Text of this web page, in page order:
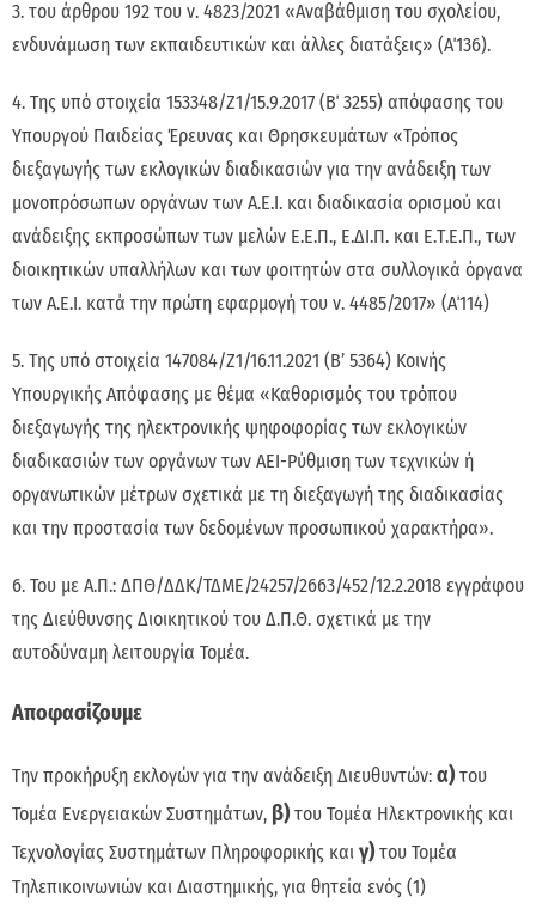
3. του άρθρου 192 του ν. 4823/2021 «Αναβάθμιση του σχολείου,
ενδυνάμωση των εκπαιδευτικών και άλλες διατάξεις» (Α΄136).
4. Της υπό στοιχεία 153348/Ζ1/15.9.2017 (Β΄ 3255) απόφασης του
Υπουργού Παιδείας Έρευνας και Θρησκευμάτων «Τρόπος
διεξαγωγής των εκλογικών διαδικασιών για την ανάδειξη των
μονοπρόσωπων οργάνων των Α.Ε.Ι. και διαδικασία ορισμού και
ανάδειξης εκπροσώπων των μελών Ε.Ε.Π., Ε.ΔΙ.Π. και Ε.Τ.Ε.Π., των
διοικητικών υπαλλήλων και των φοιτητών στα συλλογικά όργανα
των Α.Ε.Ι. κατά την πρώτη εφαρμογή του ν. 4485/2017» (Α΄114)
5. Της υπό στοιχεία 147084/Ζ1/16.11.2021 (Β’ 5364) Κοινής
Υπουργικής Απόφασης με θέμα «Καθορισμός του τρόπου
διεξαγωγής της ηλεκτρονικής ψηφοφορίας των εκλογικών
διαδικασιών των οργάνων των ΑΕΙ-Ρύθμιση των τεχνικών ή
οργανωτικών μέτρων σχετικά με τη διεξαγωγή της διαδικασίας
και την προστασία των δεδομένων προσωπικού χαρακτήρα».
6. Του με Α.Π.: ΔΠΘ/ΔΔΚ/ΤΔΜΕ/24257/2663/452/12.2.2018 εγγράφου
της Διεύθυνσης Διοικητικού του Δ.Π.Θ. σχετικά με την
αυτοδύναμη λειτουργία Τομέα.
Αποφασίζουμε
Την προκήρυξη εκλογών για την ανάδειξη Διευθυντών: α) του
Τομέα Ενεργειακών Συστημάτων, β) του Τομέα Ηλεκτρονικής και
Τεχνολογίας Συστημάτων Πληροφορικής και γ) του Τομέα
Τηλεπικοινωνιών και Διαστημικής, για θητεία ενός (1)